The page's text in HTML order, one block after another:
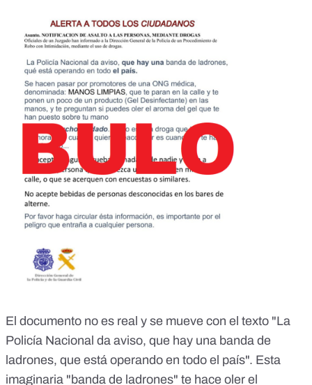
El documento no es real y se mueve con el texto "La
Policía Nacional da aviso, que hay una banda de
ladrones, que está operando en todo el país". Esta
imaginaria "banda de ladrones" te hace oler el